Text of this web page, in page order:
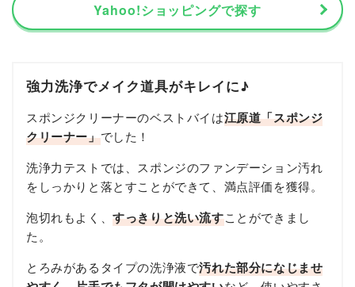
Yahoo!ショッピングで探す
強力洗浄でメイク道具がキレイに♪
スポンジクリーナーのベストバイは江原道「スポンジ
クリーナー」でした！
洗浄力テストでは、スポンジのファンデーション汚れ
をしっかりと落とすことができて、満点評価を獲得。
泡切れもよく、すっきりと洗い流すことができまし
た。
とろみがあるタイプの洗浄液で汚れた部分になじませ